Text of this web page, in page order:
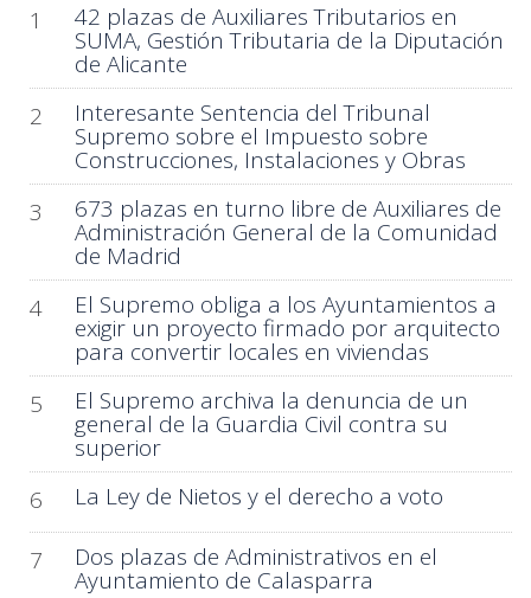
1 42 plazas de Auxiliares Tributarios en
SUMA, Gestión Tributaria de la Diputación
de Alicante
2
Interesante Sentencia del Tribunal
Supremo sobre el Impuesto sobre
Construcciones, Instalaciones y Obras
3
673 plazas en turno libre de Auxiliares de
Administración General de la Comunidad
de Madrid
4
El Supremo obliga a los Ayuntamientos a
exigir un proyecto firmado por arquitecto
para convertir locales en viviendas
5
El Supremo archiva la denuncia de un
general de la Guardia Civil contra su
superior
6
La Ley de Nietos y el derecho a voto
7 Dos plazas de Administrativos en el
Ayuntamiento de Calasparra